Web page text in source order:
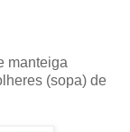
manteiga
(sopa) de